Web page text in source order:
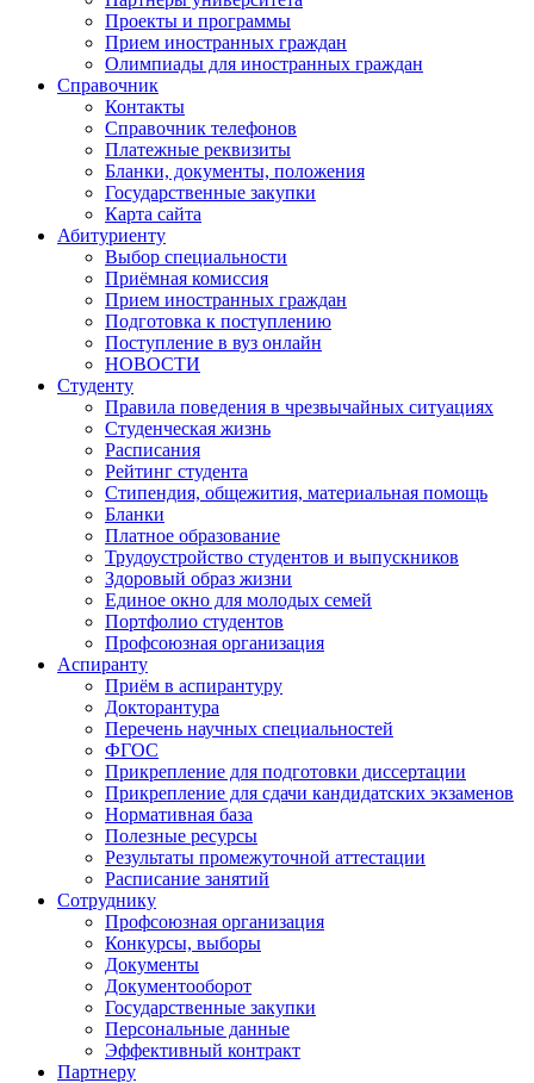
Проекты и программы
Прием иностранных граждан
Олимпиады для иностранных граждан
Справочник
Контакты
Справочник телефонов
Платежные реквизиты
Бланки, документы, положения
Государственные закупки
Карта сайта
Абитуриенту
Выбор специальности
Приёмная комиссия
Прием иностранных граждан
Подготовка к поступлению
Поступление в вуз онлайн
НОВОСТИ
Студенту
Правила поведения в чрезвычайных ситуациях
Студенческая жизнь
Расписания
Рейтинг студента
Стипендия, общежития, материальная помощь
Бланки
Платное образование
Трудоустройство студентов и выпускников
Здоровый образ жизни
Единое окно для молодых семей
Портфолио студентов
Профсоюзная организация
Аспиранту
Приём в аспирантуру
Докторантура
Перечень научных специальностей
ФГОС
Прикрепление для подготовки диссертации
Прикрепление для сдачи кандидатских экзаменов
Нормативная база
Полезные ресурсы
Результаты промежуточной аттестации
Расписание занятий
Сотруднику
Профсоюзная организация
Конкурсы, выборы
Документы
Документооборот
Государственные закупки
Персональные данные
Эффективный контракт
Партнеру